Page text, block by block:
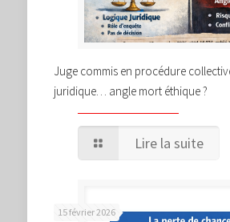
Juge commis en procédure
juridique… angle mort éthique ?
Lire la suite
15 février 2026